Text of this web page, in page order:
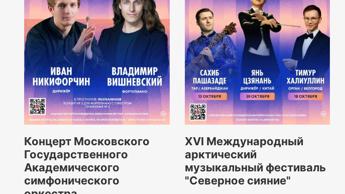
Концерт Московского
Государственного
Академического
симфонического
XVI Международный
арктический
музыкальный фестиваль
"Северное сияние"